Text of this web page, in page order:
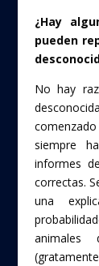
¿Hay
pueden
No hay
siempre
informes
correctas.
una
animales